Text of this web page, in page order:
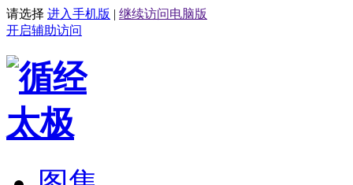
请选择 进入手机版 | 继续访问电脑版
开启辅助访问